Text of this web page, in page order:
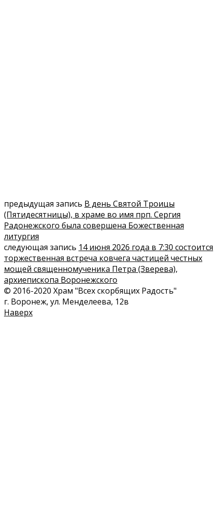
предыдущая запись В день Святой Троицы
(Пятидесятницы), в храме во имя прп. Сергия
Радонежского была совершена Божественная
литургия
следующая запись 14 июня 2026 года в 7:30 состоится
торжественная встреча ковчега частицей честных
мощей священномученика Петра (Зверева),
архиепископа Воронежского
© 2016-2020 Храм "Всех скорбящих Радость"
г. Воронеж, ул. Менделеева, 12в
Наверх